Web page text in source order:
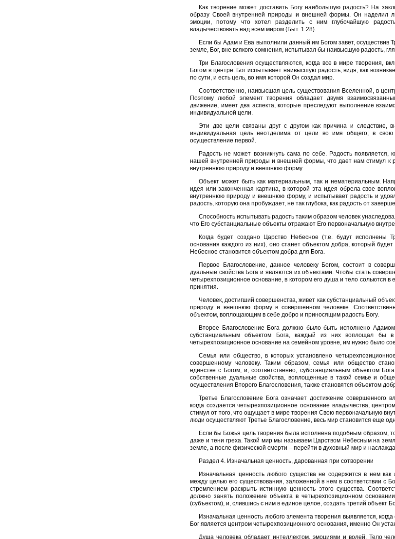
Как творение может доставить Богу наибольшую радость? Ha
образу Своей внутренней природы и внешней формы. Он наделил
эмоции, потому что хотел разделить с ним глубочайшую
владычествовать над всем миром (Быт. 1:28).
Если бы Адам и Ева выполнили данный им Богом завет, осуществив
земле, Бог, вне всякого сомнения, испытывал бы наивысшую радость,
Три Благословения осуществляются, когда все в мире творения,
Богом в центре. Бог испытывает наивысшую радость, видя, как
по сути, и есть цель, во имя которой Он создал мир.
Соответственно, нaивысшая цель существования Вселенной, в
Поэтому любой элемент творения обладает двумя
движение, имеет два аспекта, которые преследуют выполнение
индивидуальной цели.
Эти две цели связаны друг с другом как причина и следствие,
индивидуальная цель неотделима от цели во имя общего; в свою
осуществление первой.
Радость не может возникнуть сама по себе. Радость
нашей внутренней природы и внешней формы, что дает нам стимул к
внутреннюю природу и внешнюю форму.
Объект может быть как материальным, так и нематериальным.
идея или законченная картина, в которой эта идея обрела свое
внутреннюю природу и внешнюю форму, и испытывает радость и
радость, которую она пробуждает, не так глубока, как радость от
Способность испытывать радость таким образом человек
что Его субстанциальные объекты отражают Его первоначальную
Когда будет создано Царство Небесное (т.е. будут исполнены
основания каждого из них), оно станет объектом добра, который
Небесное становится объектом добра для Бога.
Первое Благословение, данное человеку Богом, состоит в
дуальные свойства Бога и являются их объектами. Чтобы стать
четырехпозиционное основание, в котором его душа и тело сольются в
принятия.
Человек, достигший совершенства, живет как субстанциальный
природу и внешнюю форму в совершенном человеке.
объектом, воплощающим в себе добро и приносящим радость Богу.
Второе Благословение Бога должно было быть исполнено
субстанциальным объектом Бога, каждый из них воплощал бы
четырехпозиционное основание на семейном уровне, им нужно было
Семья или общество, в которых установлено
совершенному человеку. Таким образом, семья или общество
единстве с Богом, и, соответственно, субстанциальным объектом
собственные дуальные свойства, воплощенные в такой семье и
осуществления Второго Благословения, также становятся объектом
Третье Благословение Бога означает достижение совершенного
когда создается четырехпозиционное основание владычества,
стимул от того, что ощущает в мире творения Свою первоначальную
люди осуществляют Третье Благословение, весь мир становится еще
Если бы Божья цель творения была исполнена подобным образом,
даже и тени греха. Такой мир мы называем Царством Небесным на
земле, а после физической смерти – перейти в духовный мир и
Раздел 4. Изнaчaльнaя ценность, дaровaннaя при сотворении
Изначальная ценность любого существа не содержится в нем
между целью его существования, заложенной в нем в соответствии с
стремлением раскрыть истинную ценность этого существа.
должно занять положение объекта в четырехпозиционном
(субъектом), и, слившись с ним в единое целое, создать третий объект
Изначальная ценность любого элемента творения выявляется,
Бог является центром четырехпозиционного основания, именно Он
Душа человека обладает интеллектом, эмоциями и волей. Тело